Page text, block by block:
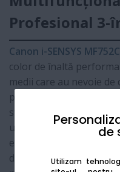
de
Utilizam
Profesional 3-
Canon i-SENSYS
color de înaltă
medii care au nevoie
procesare și securitate
standarde noi de
utilizare simplificată
ecosistemele cloud. Cu
duplex dintr-o singură